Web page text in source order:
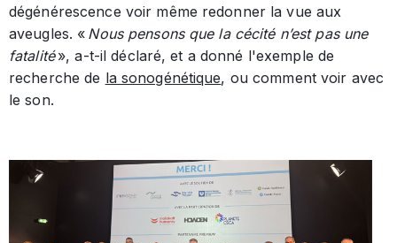
dégénérescence voir même redonner la vue aux
aveugles. « Nous pensons que la cécité n’est pas une
fatalité», a-t-il déclaré, et a donné l'exemple de
recherche de la sonogénétique, ou comment voir avec
le son.